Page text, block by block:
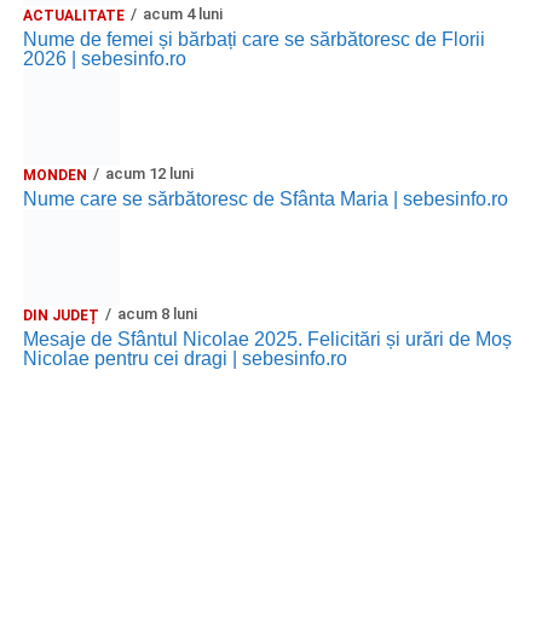
Ora 20.30– Parcul Tineretului: proiecția filmului pentru
copii „Străjerii Deltei”
JOI, 27 AUGUST 2026
Grădina Muzeului Municipal „Ioan
Ora 19.00–Sărbătoarea Seniorilor
premiere a cuplurilor care aniversează 50 de ani de
căsătorie.
ACTUALITATE acum 4 luni
Nume de femei și bărbați care se sărbătoresc de Florii
2026 | sebesinfo.ro
MONDEN acum 12 luni
Nume care se sărbătoresc de Sfânta Maria | sebesinfo.ro
DIN JUDEȚ acum 8 luni
Mesaje de Sfântul Nicolae 2025. Felicitări și urări de Moș
Nicolae pentru cei dragi | sebesinfo.ro